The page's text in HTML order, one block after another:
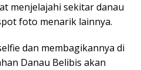
menjelajahi sekitar danau
foto menarik lainnya.
dan membagikannya di
Danau Belibis akan